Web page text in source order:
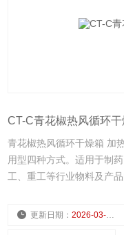
CT-C青花椒热风循环
青花椒热风循环干燥箱 加
用型四种方式。适用于制
工、重工等行业物料及产
更新日期：2026-03-03